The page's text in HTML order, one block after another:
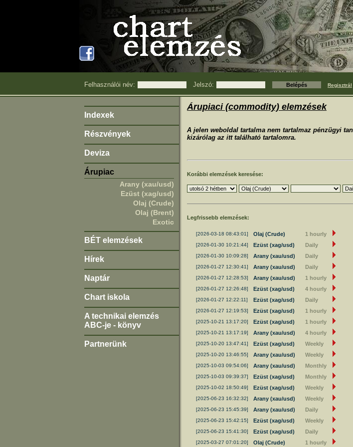
Felhasználói név: Jelszó: Regisztrál
Indexek
Részvények
Deviza
Árupiac
Arany (xau/usd)
Ezüst (xag/usd)
Olaj (Crude)
Olaj (Brent)
Exotic
BÉT elemzések
Hírek
Naptár
Chart iskola
A technikai elemzés
ABC-je - könyv
Partnerünk
Árupiaci (commodity) elemzések
A jelen weboldal tartalma nem tartalmaz pénzügyi
kizárólag az itt található tartalomra.
Korábbi elemzések keresése:
Legfrissebb elemzések:
[2026-03-18 08:43:01] Olaj (Crude) 1 hourly
[2026-01-30 10:21:44] Ezüst (xag/usd) Daily
[2026-01-30 10:09:28] Arany (xau/usd) Daily
[2026-01-27 12:30:41] Arany (xau/usd) Daily
[2026-01-27 12:28:53] Arany (xau/usd) 1 hourly
[2026-01-27 12:26:48] Ezüst (xag/usd) 4 hourly
[2026-01-27 12:22:11] Ezüst (xag/usd) Daily
[2026-01-27 12:19:53] Ezüst (xag/usd) 1 hourly
[2025-10-21 13:17:20] Ezüst (xag/usd) 1 hourly
[2025-10-21 13:17:19] Arany (xau/usd) 4 hourly
[2025-10-20 13:47:41] Ezüst (xag/usd) Weekly
[2025-10-20 13:46:55] Arany (xau/usd) Weekly
[2025-10-03 09:54:06] Arany (xau/usd) Monthly
[2025-10-03 09:39:37] Ezüst (xag/usd) Monthly
[2025-10-02 18:50:49] Ezüst (xag/usd) Weekly
[2025-06-23 16:32:32] Arany (xau/usd) Weekly
[2025-06-23 15:45:39] Arany (xau/usd) Daily
[2025-06-23 15:42:15] Ezüst (xag/usd) Weekly
[2025-06-23 15:41:30] Ezüst (xag/usd) Daily
[2025-03-27 07:01:20] Olaj (Crude) 1 hourly